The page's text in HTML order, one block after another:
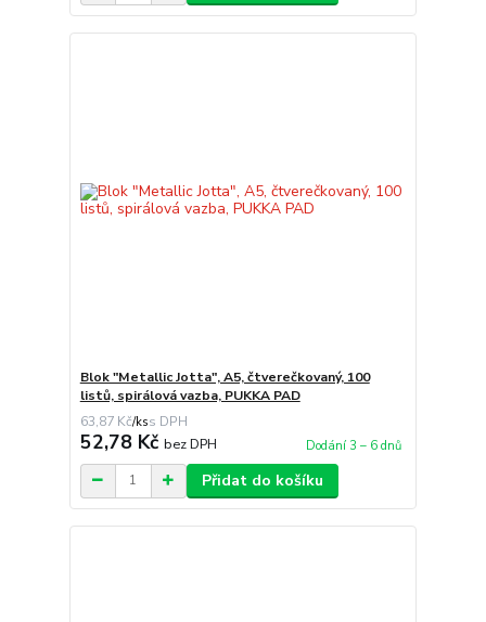
Blok "Metallic Jotta", A5, čtverečkovaný, 100
listů, spirálová vazba, PUKKA PAD
63,87 Kč/ks
52,78 Kč bez DPH Dodání 3 – 6 dnů
Přidat do košíku